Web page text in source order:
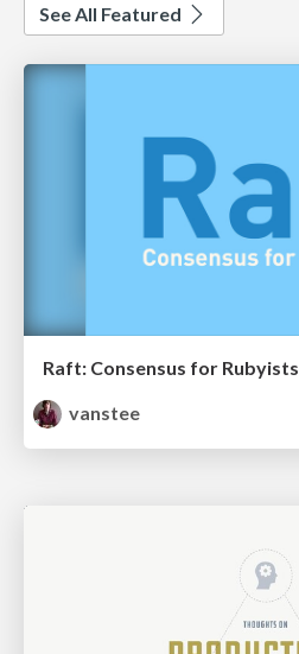
See All Featured
Raft: Consensus for Rubyists
vanstee